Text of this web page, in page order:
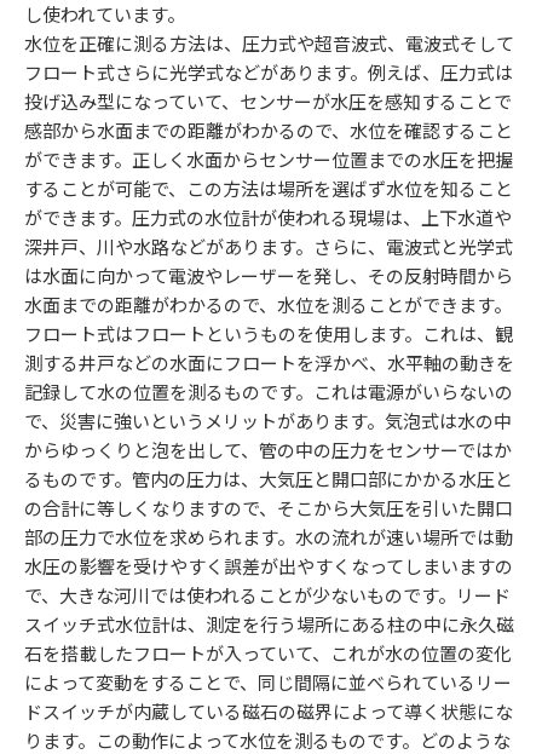
し使われています。
水位を正確に測る方法は、圧力式や超音波式、電波式そして
フロート式さらに光学式などがあります。例えば、圧力式は
投げ込み型になっていて、センサーが水圧を感知することで
感部から水面までの距離がわかるので、水位を確認すること
ができます。正しく水面からセンサー位置までの水圧を把握
することが可能で、この方法は場所を選ばず水位を知ること
ができます。圧力式の水位計が使われる現場は、上下水道や
深井戸、川や水路などがあります。さらに、電波式と光学式
は水面に向かって電波やレーザーを発し、その反射時間から
水面までの距離がわかるので、水位を測ることができます。
フロート式はフロートというものを使用します。これは、観
測する井戸などの水面にフロートを浮かべ、水平軸の動きを
記録して水の位置を測るものです。これは電源がいらないの
で、災害に強いというメリットがあります。気泡式は水の中
からゆっくりと泡を出して、管の中の圧力をセンサーではか
るものです。管内の圧力は、大気圧と開口部にかかる水圧と
の合計に等しくなりますので、そこから大気圧を引いた開口
部の圧力で水位を求められます。水の流れが速い場所では動
水圧の影響を受けやすく誤差が出やすくなってしまいますの
で、大きな河川では使われることが少ないものです。リード
スイッチ式水位計は、測定を行う場所にある柱の中に永久磁
石を搭載したフロートが入っていて、これが水の位置の変化
によって変動をすることで、同じ間隔に並べられているリー
ドスイッチが内蔵している磁石の磁界によって導く状態にな
ります。この動作によって水位を測るものです。どのような